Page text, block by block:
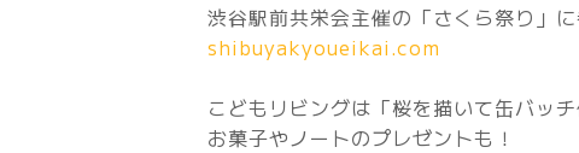
渋谷駅前共栄会主催の「さくら祭り」に
shibuyakyoueikai.com
こどもリビングは「桜を描いて缶バッ
お菓子やノートのプレゼントも！